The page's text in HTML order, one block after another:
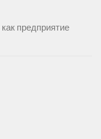
предприятие